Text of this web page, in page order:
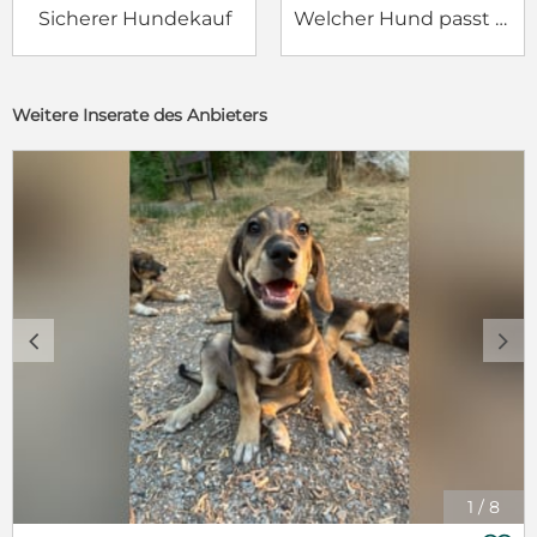
Sicherer Hundekauf Welcher Hund passt zu mir?
Weitere Inserate des Anbieters
1 / 8
c d